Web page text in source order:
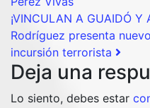
¡VINCULAN A GUAIDÓ Y
Rodríguez presenta
incursión terrorista
Deja una
Lo siento, debes estar